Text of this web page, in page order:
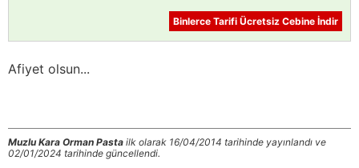
Binlerce Tarifi Ücretsiz Cebine İndir
Afiyet olsun...
Muzlu Kara Orman Pasta ilk olarak 16/04/2014 tarihinde yayınlandı ve
02/01/2024 tarihinde güncellendi.